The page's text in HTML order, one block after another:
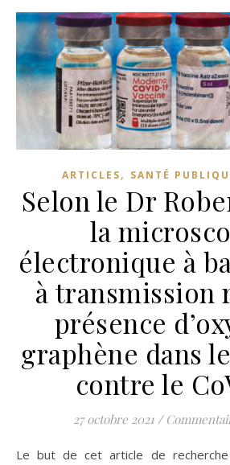
ARTICLES, SANTÉ
Selon le Dr
la
électronique à
à transmission
présence
graphène dans
contre le
27 octobre 2021 /
Le but de cet article de recherche est d'identifier les